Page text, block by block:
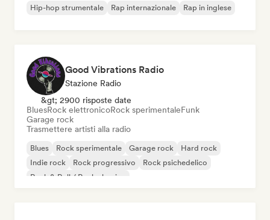
Hip-hop strumentale
Rap internazionale Rap in inglese
Good Vibrations Radio
Stazione Radio
&gt; 2900 risposte date
BluesRock elettronicoRock sperimentaleFunk
Garage rock
Trasmettere artisti alla radio
Blues Rock sperimentale Garage rock
Hard rock
Indie rock
Rock progressivo
Rock psichedelico
Rock & Roll / Rock classico